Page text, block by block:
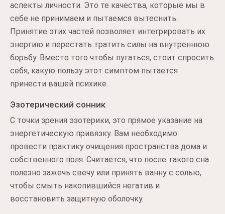
аспекты личности. Это те качества, которые мы в
себе не принимаем и пытаемся вытеснить.
Принятие этих частей позволяет интегрировать их
энергию и перестать тратить силы на внутреннюю
борьбу. Вместо того чтобы пугаться, стоит спросить
себя, какую пользу этот симптом пытается
принести вашей психике.
Эзотерический сонник
С точки зрения эзотерики, это прямое указание на
энергетическую привязку. Вам необходимо
провести практику очищения пространства дома и
собственного поля. Считается, что после такого сна
полезно зажечь свечу или принять ванну с солью,
чтобы смыть накопившийся негатив и
восстановить защитную оболочку.